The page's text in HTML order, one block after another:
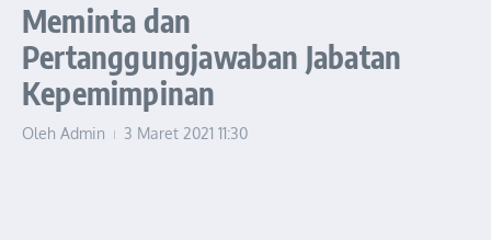
Meminta dan
Pertanggungjawaban Jabatan
Kepemimpinan
Oleh Admin 3 Maret 2021 11:30